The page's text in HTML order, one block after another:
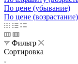
По цене (убывание)
По цене (возрастание)
Фильтр
Сортировка